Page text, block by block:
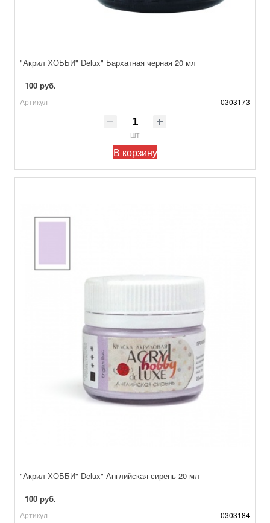
"Акрил ХОББИ" Delux" Бархатная черная 20 мл
100 руб.
Артикул 0303173
шт
В корзину
"Акрил ХОББИ" Delux" Английская сирень 20 мл
100 руб.
Артикул 0303184